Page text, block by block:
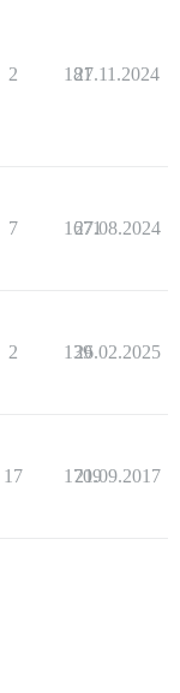
2 181
27.11.2024
7 1671
27.08.2024
2 139
26.02.2025
17 1709
21.09.2017